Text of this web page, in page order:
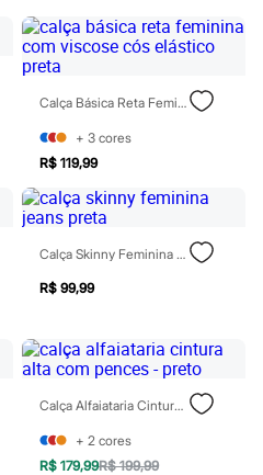
Calça Básica Reta Feminina Com Viscose Cós Elástico Preta
+ 3 cores
R$ 119,99
Calça Skinny Feminina Jeans Preta
R$ 99,99
Calça Alfaiataria Cintura Alta Com Pences - Preto
+ 2 cores
R$ 179,99R$ 199,99